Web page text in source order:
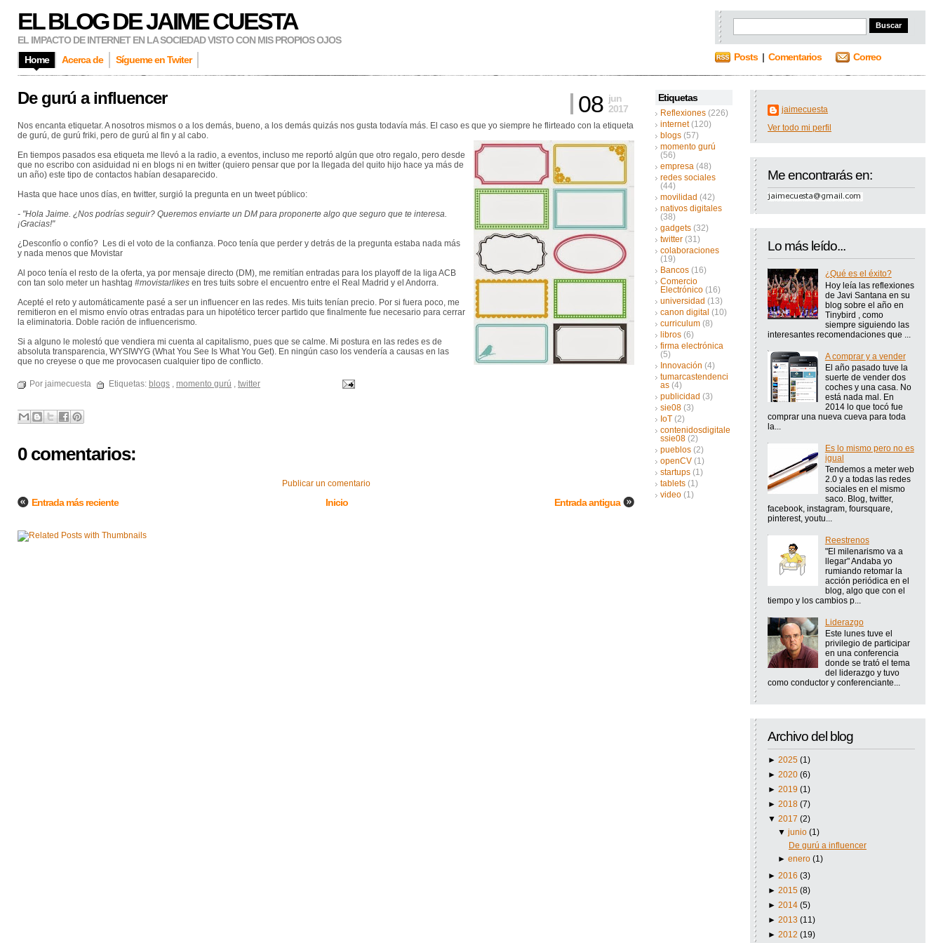
EL BLOG DE JAIME CUESTA
EL IMPACTO DE INTERNET EN LA SOCIEDAD VISTO CON MIS PROPIOS OJOS
Home
Acerca de Sígueme en Twiter Posts| Comentarios Correo
Etiquetas
Reflexiones (226)
internet (120)
blogs (57)
momento gurú
(56)
empresa (48)
redes sociales
(44)
movilidad (42)
nativos digitales
(38)
gadgets (32)
twitter (31)
colaboraciones
(19)
Bancos (16)
Comercio
Electrónico (16)
universidad (13)
canon digital (10)
curriculum (8)
libros (6)
firma electrónica
(5)
Innovación (4)
tumarcastendenci
as (4)
publicidad (3)
sie08 (3)
IoT (2)
contenidosdigitale
ssie08 (2)
pueblos (2)
openCV (1)
startups (1)
tablets (1)
video (1)
jaimecuesta
Ver todo mi perfil
Me encontrarás en:
Lo más leído...
¿Qué es el éxito?
Hoy leía las reflexiones
de Javi Santana en su
blog sobre el año en
Tinybird , como
siempre siguiendo las
interesantes recomendaciones que ...
A comprar y a vender
El año pasado tuve la
suerte de vender dos
coches y una casa. No
está nada mal. En
2014 lo que tocó fue
comprar una nueva cueva para toda
la...
Es lo mismo pero no es
igual
Tendemos a meter web
2.0 y a todas las redes
sociales en el mismo
saco. Blog, twitter,
facebook, instagram, foursquare,
pinterest, youtu...
Reestrenos
"El milenarismo va a
llegar" Andaba yo
rumiando retomar la
acción periódica en el
blog, algo que con el
tiempo y los cambios p...
Liderazgo
Este lunes tuve el
privilegio de participar
en una conferencia
donde se trató el tema
del liderazgo y tuvo
como conductor y conferenciante...
Archivo del blog
► 2025 (1)
► 2020 (6)
► 2019 (1)
► 2018 (7)
▼ 2017 (2)
▼junio(1)
De gurú a influencer
►enero(1)
► 2016 (3)
► 2015 (8)
► 2014 (5)
► 2013 (11)
► 2012 (19)
De gurú a influencer 08 jun
2017
Nos encanta etiquetar. A nosotros mismos o a los demás, bueno, a los demás quizás nos gusta todavía más. El caso es que yo siempre he flirteado con la etiqueta
de gurú, de gurú friki, pero de gurú al fin y al cabo.
En tiempos pasados esa etiqueta me llevó a la radio, a eventos, incluso me reportó algún que otro regalo, pero desde
que no escribo con asiduidad ni en blogs ni en twitter (quiero pensar que por la llegada del quito hijo hace ya más de
un año) este tipo de contactos habían desaparecido.
Hasta que hace unos días, en twitter, surgió la pregunta en un tweet público:
- "Hola Jaime. ¿Nos podrías seguir? Queremos enviarte un DM para proponerte algo que seguro que te interesa.
¡Gracias!"
¿Desconfío o confío? Les di el voto de la confianza. Poco tenía que perder y detrás de la pregunta estaba nada más
y nada menos que Movistar
Al poco tenía el resto de la oferta, ya por mensaje directo (DM), me remitían entradas para los playoff de la liga ACB
con tan solo meter un hashtag #movistarlikes en tres tuits sobre el encuentro entre el Real Madrid y el Andorra.
Acepté el reto y automáticamente pasé a ser un influencer en las redes. Mis tuits tenían precio. Por si fuera poco, me
remitieron en el mismo envío otras entradas para un hipotético tercer partido que finalmente fue necesario para cerrar
la eliminatoria. Doble ración de influencerismo.
Si a alguno le molestó que vendiera mi cuenta al capitalismo, pues que se calme. Mi postura en las redes es de
absoluta transparencia, WYSIWYG (What You See Is What You Get). En ningún caso los vendería a causas en las
que no creyese o que me provocasen cualquier tipo de conflicto.
Por jaimecuesta Etiquetas: blogs , momento gurú , twitter
0 comentarios:
Publicar un comentario
Entrada más reciente Entrada antigua
Inicio